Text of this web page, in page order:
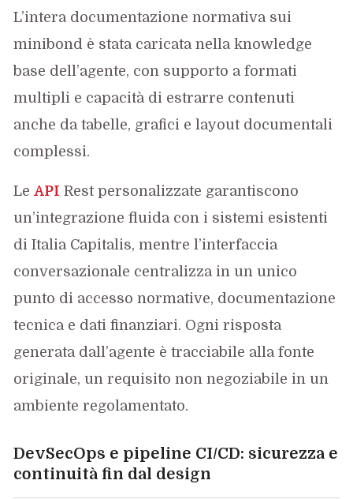
L’intera documentazione normativa sui
minibond è stata caricata nella knowledge
base dell’agente, con supporto a formati
multipli e capacità di estrarre contenuti
anche da tabelle, grafici e layout documentali
complessi.
LeAPI Rest personalizzate garantiscono
un’integrazione fluida con i sistemi esistenti
di Italia Capitalis, mentre l’interfaccia
conversazionale centralizza in un unico
punto di accesso normative, documentazione
tecnica e dati finanziari. Ogni risposta
generata dall’agente è tracciabile alla fonte
originale, un requisito non negoziabile in un
ambiente regolamentato.
DevSecOps e pipeline CI/CD: sicurezza e
continuità fin dal design